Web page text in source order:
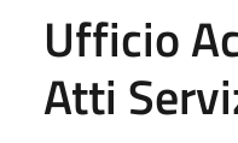
Ufficio
Atti